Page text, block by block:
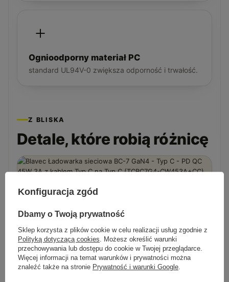
Ognioodporny materiał PC
standard UL94V-0 zwiększa odporność i trwałość.
Z BLISKA
Detale, które robią różnicę
Konfiguracja zgód
Dbamy o Twoją prywatność
Sklep korzysta z plików cookie w celu realizacji usług zgodnie z
Polityką dotyczącą cookies. Możesz określić warunki
przechowywania lub dostępu do cookie w Twojej przeglądarce.
Więcej informacji na temat warunków i prywatności można
znaleźć także na stronie Prywatność i warunki Google.